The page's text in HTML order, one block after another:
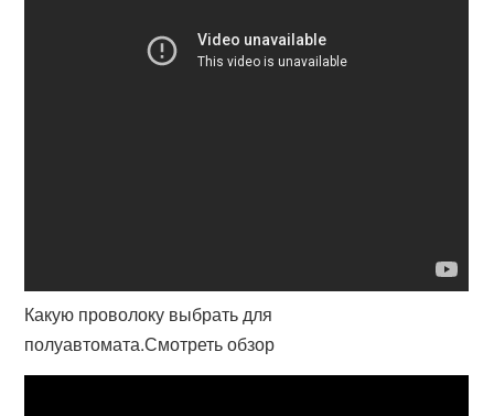
Какую проволоку выбрать для
полуавтомата.Смотреть обзор